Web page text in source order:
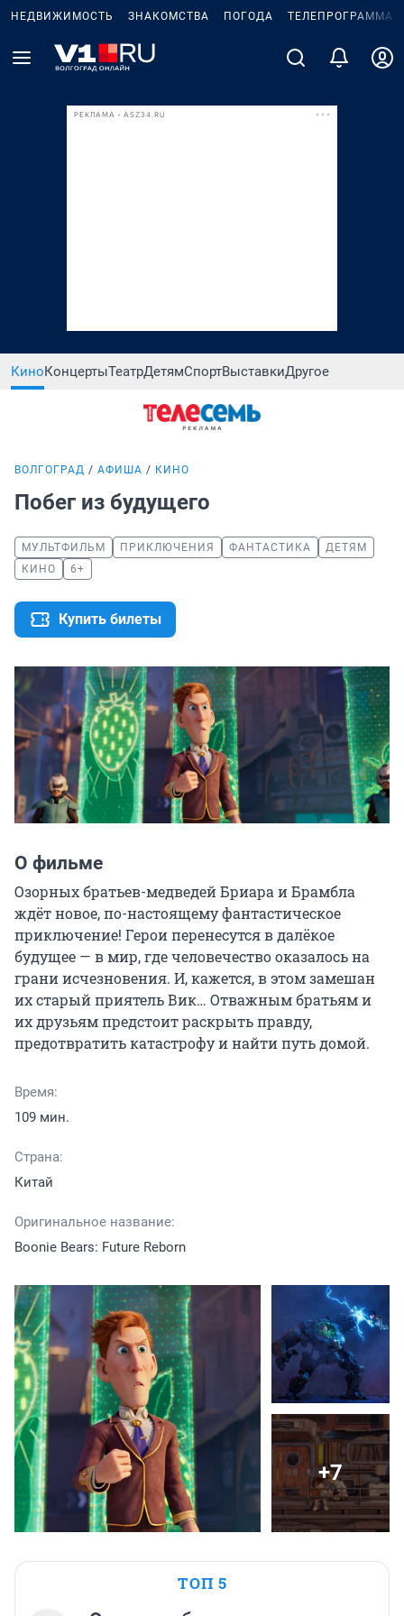
НЕДВИЖИМОСТЬ ЗНАКОМСТВА ПОГОДА ТЕЛЕПРОГРАММА
РЕКЛАМА • ASZ34.RU
КиноКонцертыТеатрДетямСпортВыставкиДругое
ВОЛГОГРАД АФИША КИНО
Побег из будущего
МУЛЬТФИЛЬМ ПРИКЛЮЧЕНИЯ ФАНТАСТИКА
ДЕТЯМ
КИНО
6+
Купить билеты
О фильме
Озорных братьев-медведей Бриара и Брамбла
ждёт новое, по-настоящему фантастическое
приключение! Герои перенесутся в далёкое
будущее — в мир, где человечество оказалось на
грани исчезновения. И, кажется, в этом замешан
их старый приятель Вик… Отважным братьям и
их друзьям предстоит раскрыть правду,
предотвратить катастрофу и найти путь домой.
Время:
109 мин.
Страна:
Китай
Оригинальное название:
Boonie Bears: Future Reborn
+7
ТОП 5